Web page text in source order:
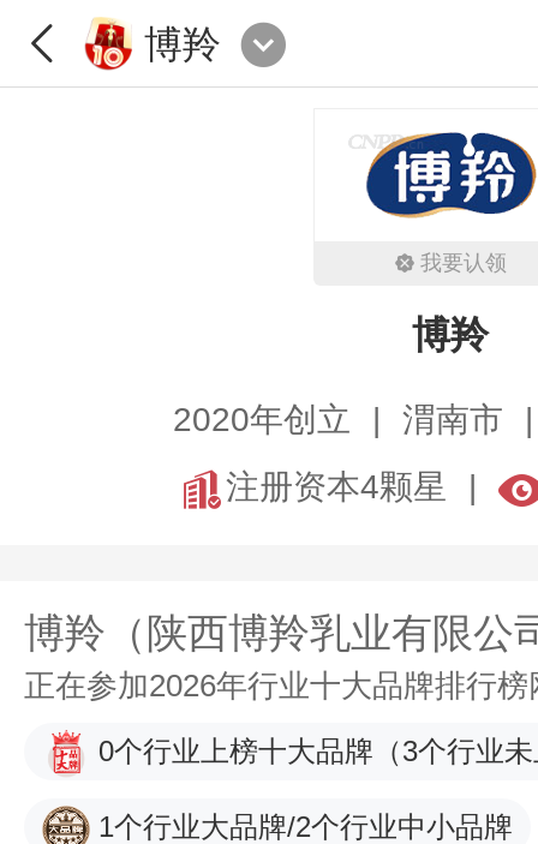
博羚
我要认领
博羚
2020年创立
渭南市
注册资本4颗星
博羚（陕西博羚乳业有限公
正在参加2026年行业十大品牌排行
0个行业上榜十大品牌 （3个行业
1个行业大品牌/2个行业中小品牌